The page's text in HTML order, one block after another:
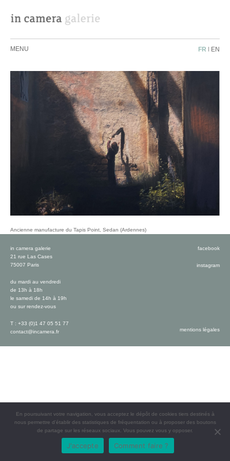
MENU FR | EN
Ancienne manufacture du Tapis Point, Sedan (Ardennes)
in camera galerie
21 rue Las Cases
75007 Paris
du mardi au vendredi
de 13h à 18h
le samedi de 14h à 19h
ou sur rendez-vous
T : +33 (0)1 47 05 51 77
contact@incamera.fr
facebook
instagram
mentions légales
En poursuivant votre navigation, vous acceptez le dépôt de cookies tiers destinés à
nous permettre d’établir des statistiques de fréquentation ou à proposer des boutons
de partage sur les réseaux sociaux. Vous pouvez vous y opposer.
J'accepte Comment faire ?